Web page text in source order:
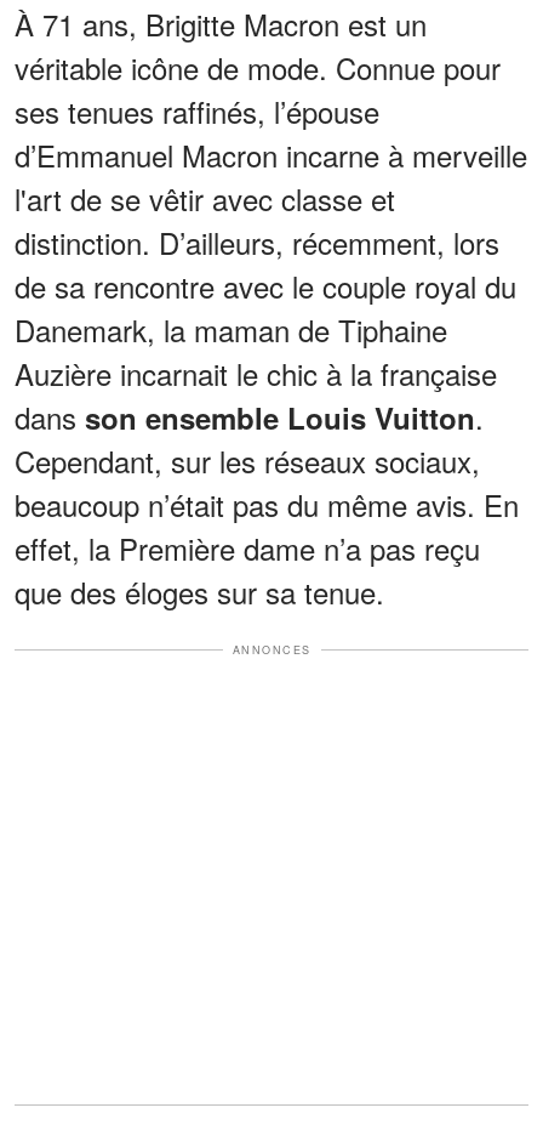
À 71 ans, Brigitte Macron est un
véritable icône de mode. Connue pour
ses tenues raffinés, l’épouse
d’Emmanuel Macron incarne à merveille
l'art de se vêtir avec classe et
distinction. D’ailleurs, récemment, lors
de sa rencontre avec le couple royal du
Danemark, la maman de Tiphaine
Auzière incarnait le chic à la française
dans son ensemble Louis Vuitton.
Cependant, sur les réseaux sociaux,
beaucoup n’était pas du même avis. En
effet, la Première dame n’a pas reçu
que des éloges sur sa tenue.
ANNONCES